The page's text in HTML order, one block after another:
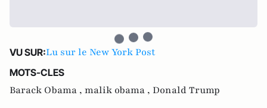
VU SUR:Lu sur le New York Post
MOTS-CLES
Barack Obama , malik obama , Donald Trump